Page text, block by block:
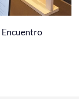
Encuentro